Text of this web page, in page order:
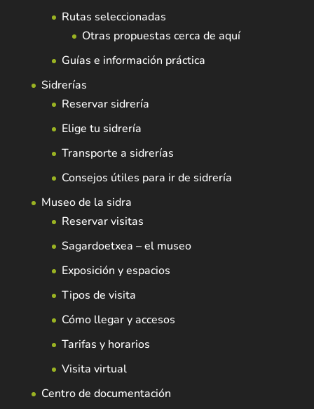
Rutas seleccionadas
Otras propuestas cerca de aquí
Guías e información práctica
Sidrerías
Reservar sidrería
Elige tu sidrería
Transporte a sidrerías
Consejos útiles para ir de sidrería
Museo de la sidra
Reservar visitas
Sagardoetxea – el museo
Exposición y espacios
Tipos de visita
Cómo llegar y accesos
Tarifas y horarios
Visita virtual
Centro de documentación